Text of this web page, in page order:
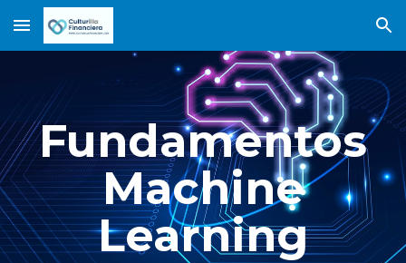
Skip to main content Skip to navigation
Fundamentos
Machine
Learning